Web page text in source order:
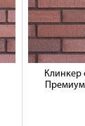
Клинкер